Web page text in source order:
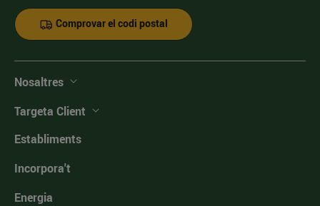
Comprovar el codi postal
Nosaltres
Targeta Client
Establiments
Incorpora't
Energia